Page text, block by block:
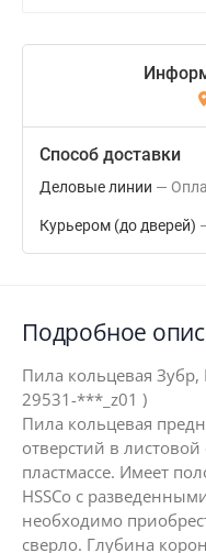
Способ доставки
Деловые линии
Курьером (до дверей)
Подробное
Пила кольцевая Зубр,
29531-***_z01 )
Пила кольцевая
отверстий в
пластмассе. Имеет
HSSCo с
необходимо
сверло. Глубина